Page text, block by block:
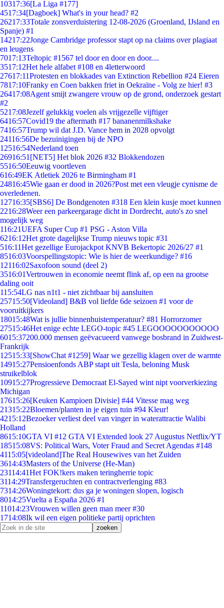
10317:36[La Liga #177]
4517:34[Dagboek] What's in your head? #2
26217:33Totale zonsverduistering 12-08-2026 (Groenland, IJsland en
Spanje) #1
14217:22Jonge Cambridge professor stapt op na claims over plagiaat
en leugens
7017:13Teltopic #1567 tel door en door en door....
3517:12Het hele alfabet #108 en 4letterwoord
27617:11Protesten en blokkades van Extinction Rebellion #24 Eieren
7817:10Franky en Coen bakken friet in Oekraïne - Volg ze hier! #3
26417:08Agent smijt zwangere vrouw op de grond, onderzoek gestart
#2
5217:08Jezelf gelukkig voelen als vrijgezelle vijftiger
6416:57Covid19 the aftermath #17 bananenmilkshake
7416:57Trump wil dat J.D. Vance hem in 2028 opvolgt
24116:56De bezuinigingen bij de NPO
12516:54Nederland toen
26916:51 [NET5] Het blok 2026 #32 Blokkendozen
5516:50Eeuwig voortleven
616:49EK Atletiek 2026 te Birmingham #1
24816:45Wie gaan er dood in 2026?Post met een vleugje cynisme de
overledenen.
12716:35[SBS6] De Bondgenoten #318 Een klein kusje moet kunnen
2216:28Weer een parkeergarage dicht in Dordrecht, auto's zo snel
mogelijk weg
116:21UEFA Super Cup #1 PSG - Aston Villa
6216:12Het grote dagelijkse Trump nieuws topic #31
516:11Het gezellige Eurojackpot KNVB Bekertopic 2026/27 #1
8516:03Voorspellingstopic: Wie is hier de weerkundige? #16
12116:02Saxofoon sound (deel 2)
3516:01Vertrouwen in economie neemt flink af, op een na grootse
daling ooit
115:54LG nas n1t1 - niet zichtbaar bij aansluiten
25715:50[Videoland] B&B vol liefde 6de seizoen #1 voor de
vooruitkijkers
18015:48Wat is jullie binnenhuistemperatuur? #81 Horrorzomer
27515:46Het enige echte LEGO-topic #45 LEGOOOOOOOOOOO
6015:37200.000 mensen geëvacueerd vanwege bosbrand in Zuidwest-
Frankrijk
12515:33[ShowChat #1259] Waar we gezellig klagen over de warmte
14915:27Pensioenfonds ABP stapt uit Tesla, beloning Musk
struikelblok
10915:27Progressieve Democraat El-Sayed wint nipt voorverkiezing
Michigan
17615:26[Keuken Kampioen Divisie] #44 Vitesse mag weg
21315:22Bloemen/planten in je eigen tuin #94 Kleur!
4215:12Bezoeker verliest deel van vinger in waterattractie Walibi
Holland
8615:10GTA VI #12 GTA VI Extended look 27 Augustus Netflix/YT
18515:08VS: Political Wars, Voter Fraud and Secret Agendas #148
4115:05[videoland]The Real Housewives van het Zuiden
3614:43Masters of the Universe (He-Man)
23114:41Het FOK!kers maken teringherrie topic
3114:29Transfergeruchten en contractverlenging #83
7314:26Woningtekort: dus ga je woningen slopen, logisch
8014:25Vuelta a España 2026 #1
11014:23Vrouwen willen geen man meer #30
1714:08Ik wil een eigen politieke partij oprichten